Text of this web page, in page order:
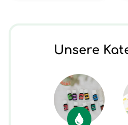
Unsere